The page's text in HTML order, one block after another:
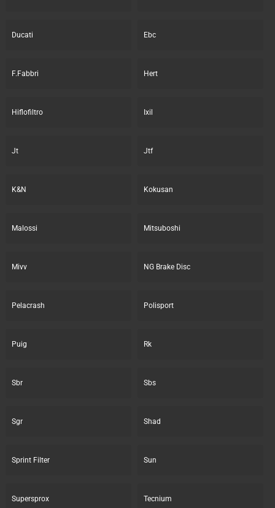
Ducati Ebc
F.Fabbri Hert
Hiflofiltro Ixil
Jt Jtf
K&N Kokusan
Malossi Mitsuboshi
Mivv NG Brake Disc
Pelacrash Polisport
Puig Rk
Sbr Sbs
Sgr Shad
Sprint Filter Sun
Supersprox Tecnium